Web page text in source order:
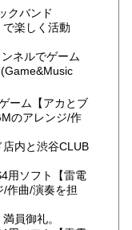
クバンド
で楽しく活動
ネルでゲーム
ーム【アカとブ
のアレンジ/作
内と渋谷CLUB
用ソフト【雷電
作曲/演奏を担
員御礼。